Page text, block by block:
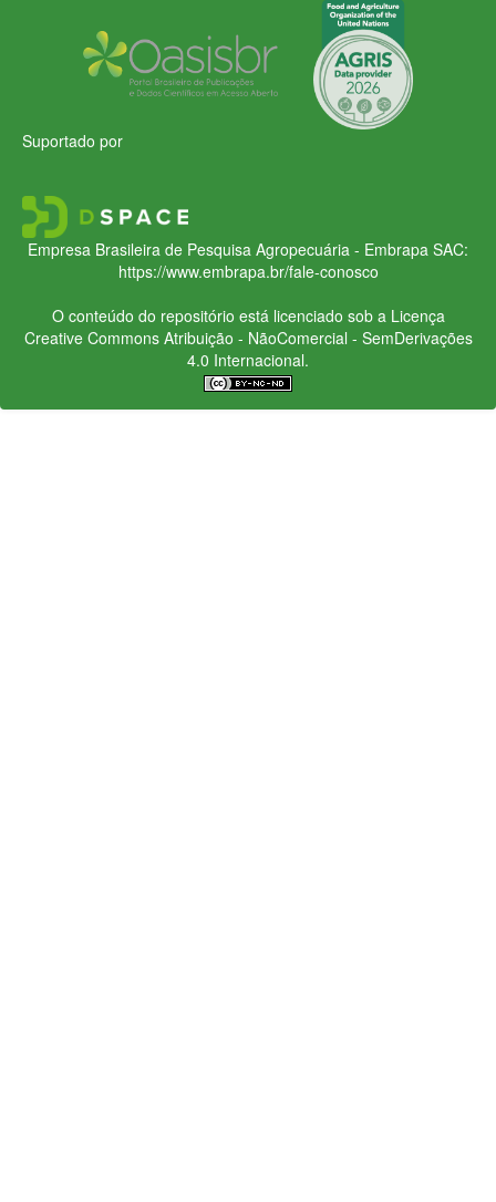
Suportado por
Empresa Brasileira de Pesquisa Agropecuária - Embrapa SAC:
https://www.embrapa.br/fale-conosco
O conteúdo do repositório está licenciado sob a Licença
Creative CommonsAtribuição - NãoComercial - SemDerivações
4.0 Internacional.